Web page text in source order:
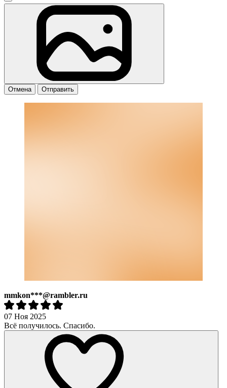
Отмена Отправить
mmkon***@rambler.ru
07 Ноя 2025
Всё получилось. Спасибо.